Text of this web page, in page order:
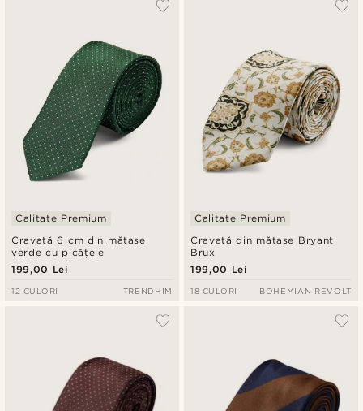
Cravată 6 cm din mătase
verde cu picățele
Calitate Premium
199,00 Lei
12 CULORI TRENDHIM
Cravată din mătase Bryant
Brux
Calitate Premium
199,00 Lei
18 CULORI BOHEMIAN REVOLT